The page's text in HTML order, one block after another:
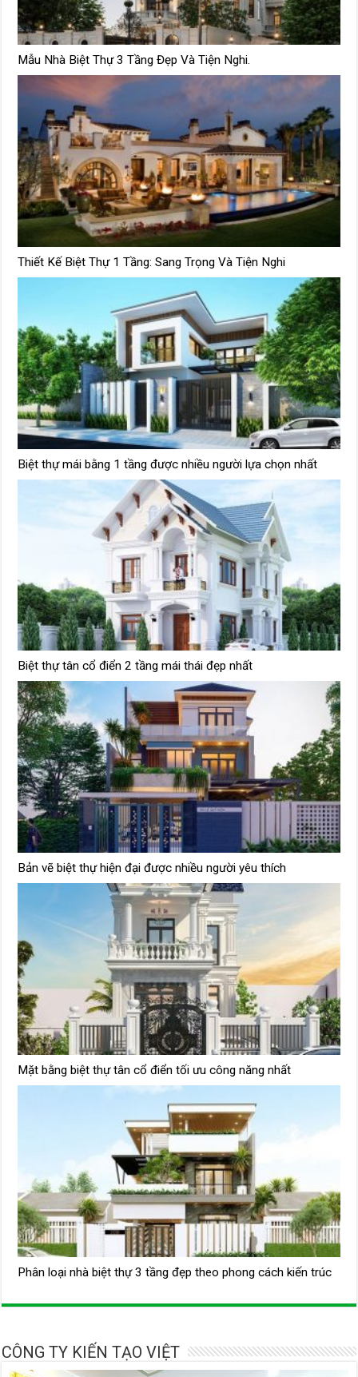
Mẫu Nhà Biệt Thự 3 Tầng Đẹp Và Tiện Nghi.
Thiết Kế Biệt Thự 1 Tầng: Sang Trọng Và Tiện Nghi
Biệt thự mái bằng 1 tầng được nhiều người lựa chọn nhất
Biệt thự tân cổ điển 2 tầng mái thái đẹp nhất
Bản vẽ biệt thự hiện đại được nhiều người yêu thích
Mặt bằng biệt thự tân cổ điển tối ưu công năng nhất
Phân loại nhà biệt thự 3 tầng đẹp theo phong cách kiến trúc
CÔNG TY KIẾN TẠO VIỆT